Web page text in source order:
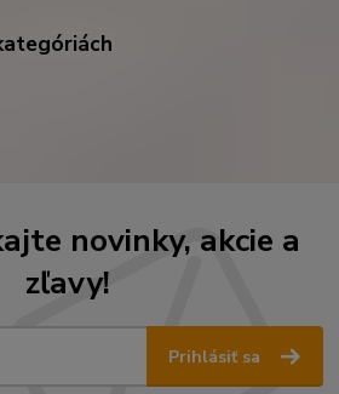
novinky, akcie a
zľavy!
Prihlásiť sa